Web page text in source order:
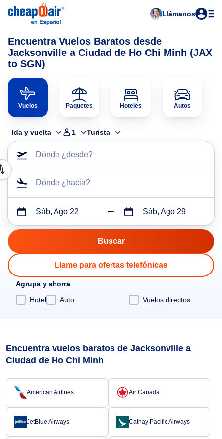
Llámanos
Encuentra Vuelos Baratos desde
Jacksonville a Ciudad de Ho Chi Minh (JAX
to SGN)
Vuelos Paquetes Hoteles Autos
Ida y vuelta 1 Turista
Dónde ¿desde?
Dónde ¿hacia?
Sáb, Ago 22 Sáb, Ago 29
Llame para ofertas telefónicas
Agrupa y ahorra
Hotel
Auto Vuelos directos
Encuentra vuelos baratos de Jacksonville a
Ciudad de Ho Chi Minh
American Airlines Air Canada
JetBlue Airways Cathay Pacific Airways